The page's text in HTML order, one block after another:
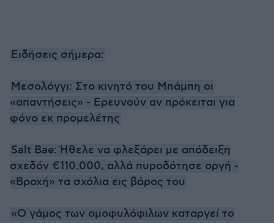
Ειδήσεις σήμερα:
Μεσολόγγι: Στο κινητό του Μπάμπη οι
«απαντήσεις» - Ερευνούν αν πρόκειται για
φόνο εκ προμελέτης
Salt Bae: Ήθελε να φλεξάρει με απόδειξη
σχεδόν €110.000, αλλά πυροδότησε οργή -
«Βροχή» τα σχόλια εις βάρος του
«Ο γάμος των ομοφυλόφιλων καταργεί το